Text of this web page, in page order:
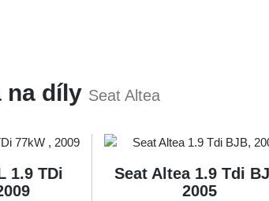
na díly Seat Altea
1.9 TDi
Seat Altea 1.9 Tdi
2005